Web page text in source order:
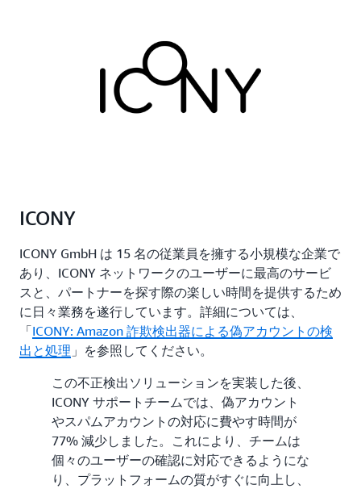
ICONY
ICONY GmbH は 15 名の従業員を擁する小規模な企業で
あり、ICONY ネットワークのユーザーに最高のサービ
スと、パートナーを探す際の楽しい時間を提供するため
に日々業務を遂行しています。詳細については、
「ICONY: Amazon 詐欺検出器による偽アカウントの検
出と処理 」を参照してください。
この不正検出ソリューションを実装した後、
ICONY サポートチームでは、偽アカウント
やスパムアカウントの対応に費やす時間が
77% 減少しました。これにより、チームは
個々のユーザーの確認に対応できるようにな
り、プラットフォームの質がすぐに向上し、